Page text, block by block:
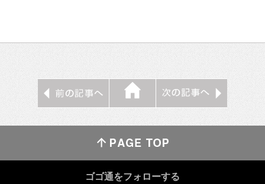
ゴゴ通をフォローする